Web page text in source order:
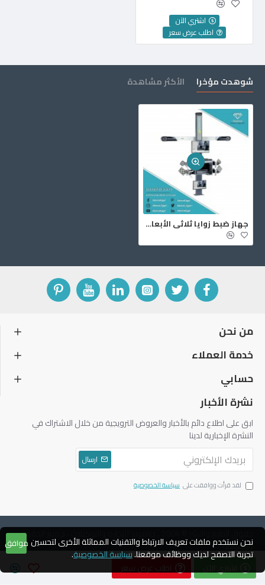
اطلب عرض سعر
اشتري الآن
اطلب عرض سعر
شوهدت مؤخرا الأكثر مشاهدة
جهاز ضبط زوايا ثلاثي الأبعاد ML33
من نحن
خدمة العملاء
حسابي
نشرة الأخبار
ابق على اطلاع دائم بالأخبار والعروض الترويجية من خلال الاشتراك في
النشرة الإخبارية لدينا
ارسال
لقد قرأت ووافقت على سياسة الخصوصية
حقوق الطبع والنشر © 2004 ، دياموند للتجارة والتوكيلات ، جميع الحقوق
محفوظة
موافق نحن نستخدم ملفات تعريف الارتباط والتقنيات المماثلة الأخرى لتحسين
تجربة التصفح لديك ووظائف موقعنا.سياسة الخصوصية.